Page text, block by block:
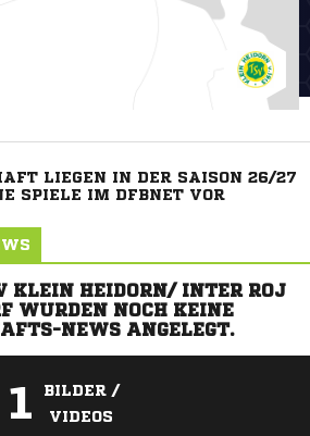
LIEGEN IN DER SAISON 26/27
SPIELE IM DFBNET VOR
KLEIN HEIDORN/ INTER ROJ
WURDEN NOCH KEINE
NEWS ANGELEGT.
1
BILDER /
VIDEOS